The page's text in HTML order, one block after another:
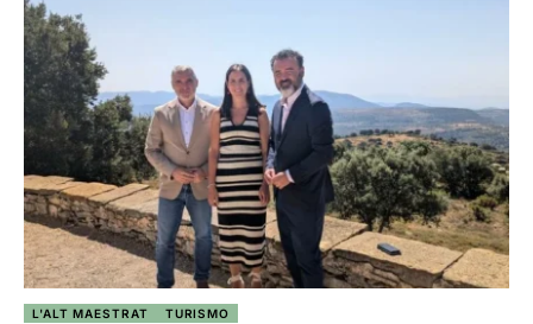
L'ALT MAESTRAT TURISMO